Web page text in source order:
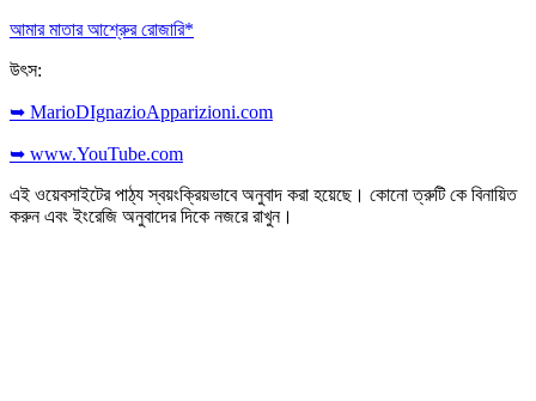
আমার মাতার আশ্রুের রোজারি*
উৎস:
➥ MarioDIgnazioApparizioni.com
➥ www.YouTube.com
এই ওয়েবসাইটের পাঠ্য স্বয়ংক্রিয়ভাবে অনুবাদ করা হয়েছে। কোনো ত্রুটি কে বিনায়িত
করুন এবং ইংরেজি অনুবাদের দিকে নজরে রাখুন।